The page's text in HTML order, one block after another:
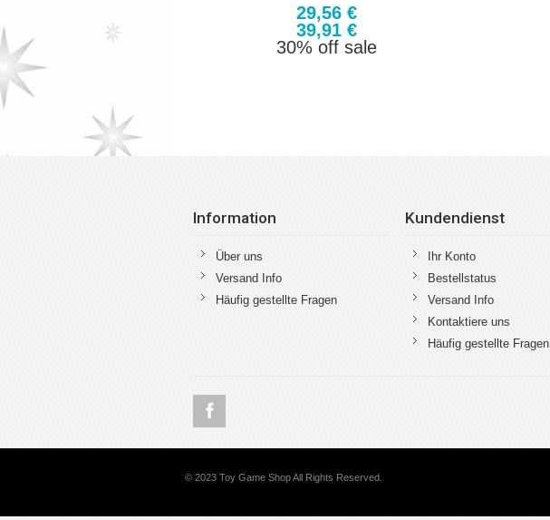
29,56 €
39,91 €
30% off sale
Information
Über uns
Versand Info
Häufig gestellte Fragen
Kundendienst
Ihr Konto
Bestellstatus
Versand Info
Kontaktiere uns
Häufig gestellte Fragen
© 2023 Toy Game Shop All Rights Reserved.